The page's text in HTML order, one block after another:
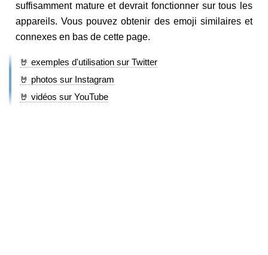
suffisamment mature et devrait fonctionner sur tous les
appareils. Vous pouvez obtenir des emoji similaires et
connexes en bas de cette page.
🤘 exemples d'utilisation sur Twitter
🤘 photos sur Instagram
🤘 vidéos sur YouTube